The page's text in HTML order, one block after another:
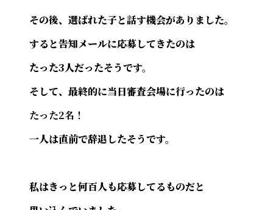
その後、選ばれた子と話す機会がありました。
すると告知メールに応募してきたのは
たった3人だったそうです。
そして、最終的に当日審査会場に行ったのは
たった2名！
一人は直前で辞退したそうです。
私はきっと何百人も応募してるものだと